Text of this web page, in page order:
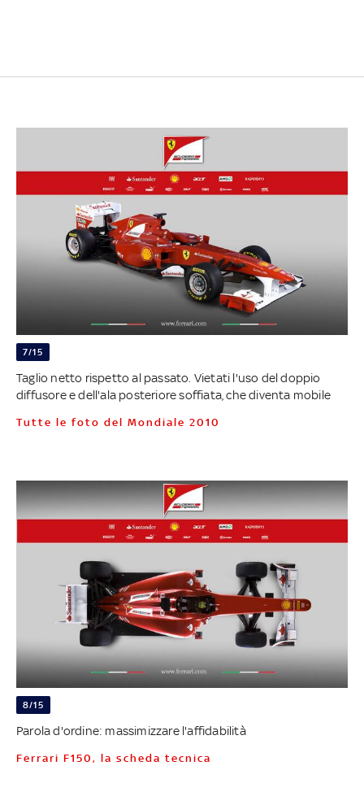
7/15
Taglio netto rispetto al passato. Vietati l'uso del doppio
diffusore e dell'ala posteriore soffiata, che diventa mobile
Tutte le foto del Mondiale 2010
8/15
Parola d'ordine: massimizzare l'affidabilità
Ferrari F150, la scheda tecnica